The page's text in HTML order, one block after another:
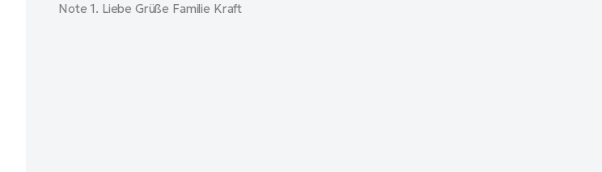
Note 1. Liebe Grüße Familie Kraft